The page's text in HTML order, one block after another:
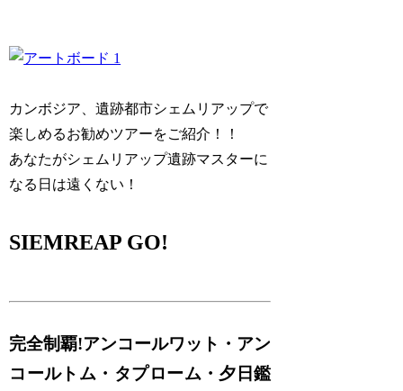
カンボジア、遺跡都市シェムリアップで
楽しめるお勧めツアーをご紹介！！
あなたがシェムリアップ遺跡マスターに
なる日は遠くない！
SIEMREAP GO!
完全制覇!アンコールワット・アン
コールトム・タプローム・夕日鑑